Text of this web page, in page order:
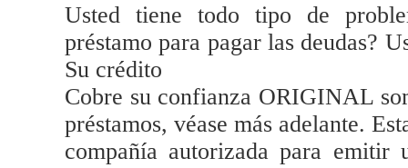
Usted tiene todo tipo de
préstamo para pagar las deudas?
Su crédito
Cobre su confianza ORIGINAL
préstamos, véase más adelante.
compañía autorizada para